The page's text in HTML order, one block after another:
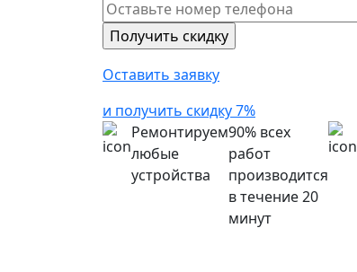
Оставить заявку
и получить скидку 7%
Ремонтируем
любые
устройства
90% всех
работ
производится
в течение 20
минут